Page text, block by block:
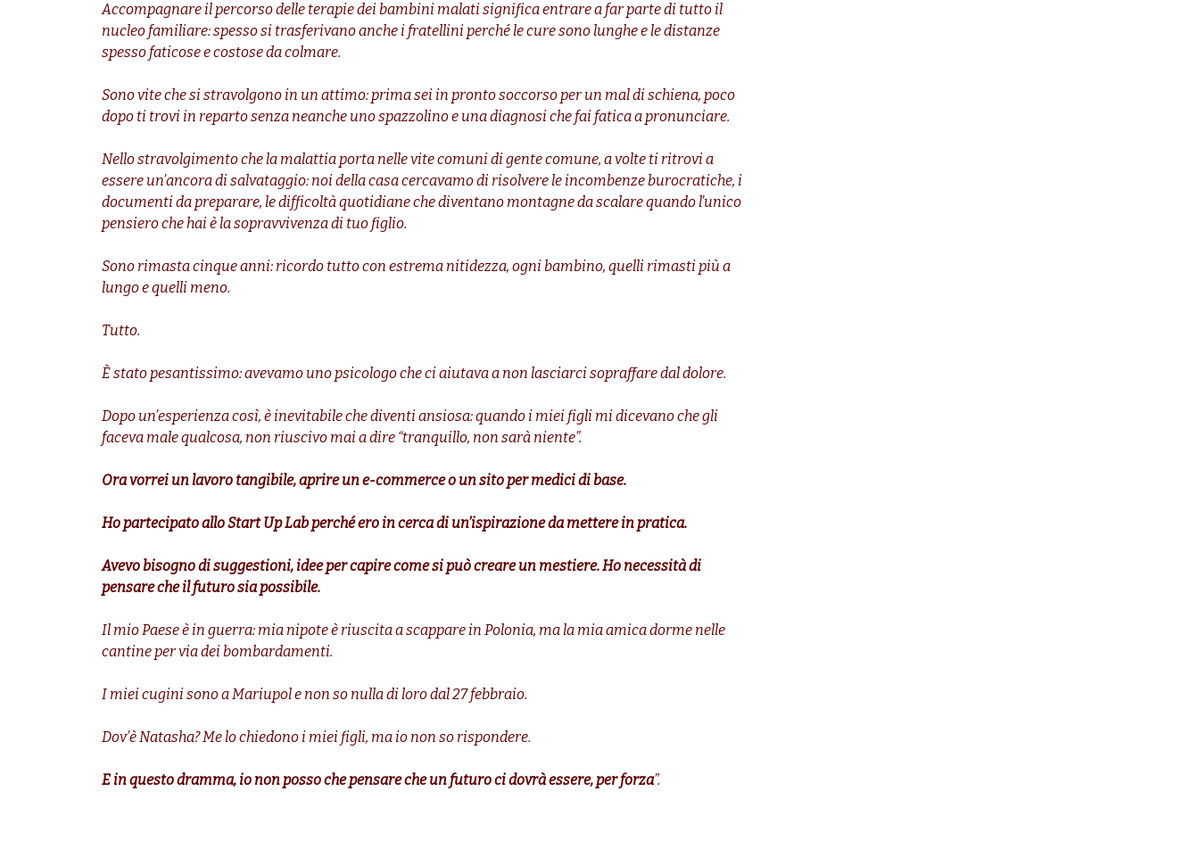
Accompagnare il percorso delle terapie dei bambini malati significa entrare a far parte di tutto il
nucleo familiare: spesso si trasferivano anche i fratellini perché le cure sono lunghe e le distanze
spesso faticose e costose da colmare.
Sono vite che si stravolgono in un attimo: prima sei in pronto soccorso per un mal di schiena, poco
dopo ti trovi in reparto senza neanche uno spazzolino e una diagnosi che fai fatica a pronunciare.
Nello stravolgimento che la malattia porta nelle vite comuni di gente comune, a volte ti ritrovi a
essere un’ancora di salvataggio: noi della casa cercavamo di risolvere le incombenze burocratiche, i
documenti da preparare, le difficoltà quotidiane che diventano montagne da scalare quando l’unico
pensiero che hai è la sopravvivenza di tuo figlio.
Sono rimasta cinque anni: ricordo tutto con estrema nitidezza, ogni bambino, quelli rimasti più a
lungo e quelli meno.
Tutto.
È stato pesantissimo: avevamo uno psicologo che ci aiutava a non lasciarci sopraffare dal dolore.
Dopo un’esperienza così, è inevitabile che diventi ansiosa: quando i miei figli mi dicevano che gli
faceva male qualcosa, non riuscivo mai a dire “tranquillo, non sarà niente”.
Ora vorrei un lavoro tangibile, aprire un e-commerce o un sito per medici di base.
Ho partecipato allo Start Up Lab perché ero in cerca di un’ispirazione da mettere in pratica.
Avevo bisogno di suggestioni, idee per capire come si può creare un mestiere. Ho necessità di
pensare che il futuro sia possibile.
Il mio Paese è in guerra: mia nipote è riuscita a scappare in Polonia, ma la mia amica dorme nelle
cantine per via dei bombardamenti.
I miei cugini sono a Mariupol e non so nulla di loro dal 27 febbraio.
Dov’è Natasha? Me lo chiedono i miei figli, ma io non so rispondere.
E in questo dramma, io non posso che pensare che un futuro ci dovrà essere, per forza”.